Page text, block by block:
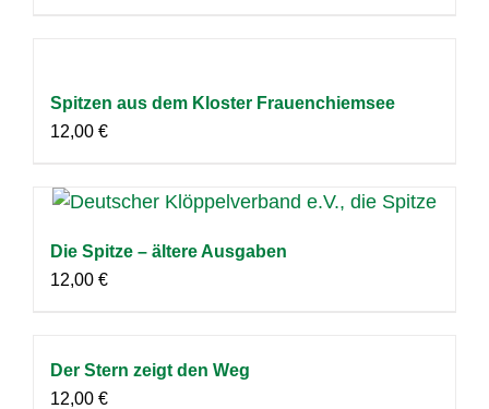
Spitzen aus dem Kloster Frauenchiemsee
12,00 €
Die Spitze – ältere Ausgaben
12,00 €
Der Stern zeigt den Weg
12,00 €